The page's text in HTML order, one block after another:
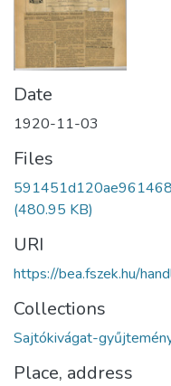
Date
1920-11-03
Files
(480.95 KB)
URI
https://bea.fszek.hu/
Collections
Sajtókivágat-
Place, address